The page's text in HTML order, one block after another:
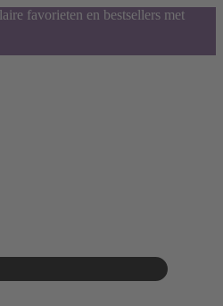
favorieten en bestsellers met